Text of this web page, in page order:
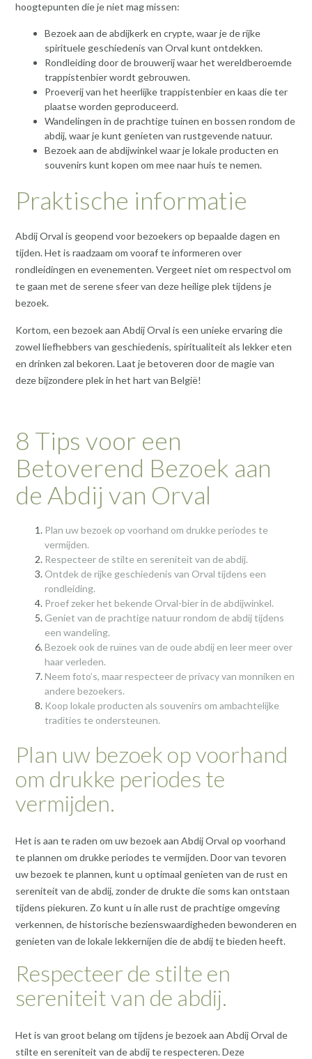
hoogtepunten die je niet mag missen:
Bezoek aan de abdijkerk en crypte, waar je de rijke
spirituele geschiedenis van Orval kunt ontdekken.
Rondleiding door de brouwerij waar het wereldberoemde
trappistenbier wordt gebrouwen.
Proeverij van het heerlijke trappistenbier en kaas die ter
plaatse worden geproduceerd.
Wandelingen in de prachtige tuinen en bossen rondom de
abdij, waar je kunt genieten van rustgevende natuur.
Bezoek aan de abdijwinkel waar je lokale producten en
souvenirs kunt kopen om mee naar huis te nemen.
Praktische informatie
Abdij Orval is geopend voor bezoekers op bepaalde dagen en
tijden. Het is raadzaam om vooraf te informeren over
rondleidingen en evenementen. Vergeet niet om respectvol om
te gaan met de serene sfeer van deze heilige plek tijdens je
bezoek.
Kortom, een bezoek aan Abdij Orval is een unieke ervaring die
zowel liefhebbers van geschiedenis, spiritualiteit als lekker eten
en drinken zal bekoren. Laat je betoveren door de magie van
deze bijzondere plek in het hart van België!
8 Tips voor een
Betoverend Bezoek aan
de Abdij van Orval
Plan uw bezoek op voorhand om drukke periodes te
vermijden.
Respecteer de stilte en sereniteit van de abdij.
Ontdek de rijke geschiedenis van Orval tijdens een
rondleiding.
Proef zeker het bekende Orval-bier in de abdijwinkel.
Geniet van de prachtige natuur rondom de abdij tijdens
een wandeling.
Bezoek ook de ruïnes van de oude abdij en leer meer over
haar verleden.
Neem foto’s, maar respecteer de privacy van monniken en
andere bezoekers.
Koop lokale producten als souvenirs om ambachtelijke
tradities te ondersteunen.
Plan uw bezoek op voorhand
om drukke periodes te
vermijden.
Het is aan te raden om uw bezoek aan Abdij Orval op voorhand
te plannen om drukke periodes te vermijden. Door van tevoren
uw bezoek te plannen, kunt u optimaal genieten van de rust en
sereniteit van de abdij, zonder de drukte die soms kan ontstaan
tijdens piekuren. Zo kunt u in alle rust de prachtige omgeving
verkennen, de historische bezienswaardigheden bewonderen en
genieten van de lokale lekkernijen die de abdij te bieden heeft.
Respecteer de stilte en
sereniteit van de abdij.
Het is van groot belang om tijdens je bezoek aan Abdij Orval de
stilte en sereniteit van de abdij te respecteren. Deze